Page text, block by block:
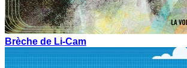
Brèche de Li-Cam